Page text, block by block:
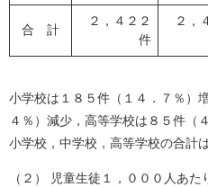
合 計
２，４２２
件
２，
小学校は１８５件（１４．７％）
４％）減少，高等学校は８５件（
小学校，中学校，高等学校の合計
（２） 児童生徒１，０００人あた